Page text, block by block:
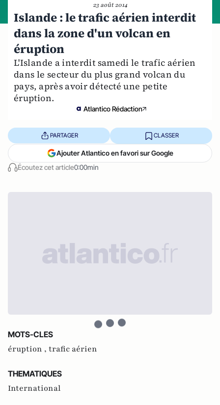
23 août 2014
Islande : le trafic aérien interdit
dans la zone d'un volcan en
éruption
L'Islande a interdit samedi le trafic aérien
dans le secteur du plus grand volcan du
pays, après avoir détecté une petite
éruption.
Atlantico Rédaction
Écoutez cet article0:00min
PARTAGER CLASSER
Ajouter Atlantico en favori sur Google
MOTS-CLES
éruption , trafic aérien
THEMATIQUES
International